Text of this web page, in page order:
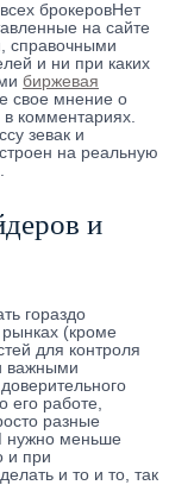
брокеровНет
на сайте
справочными
и ни при каких
биржевая
свое мнение о
комментариях.
зевак и
на реальную
и
гораздо
(кроме
для контроля
важными
его работе,
разные
нужно меньше
и при
и то и то, так